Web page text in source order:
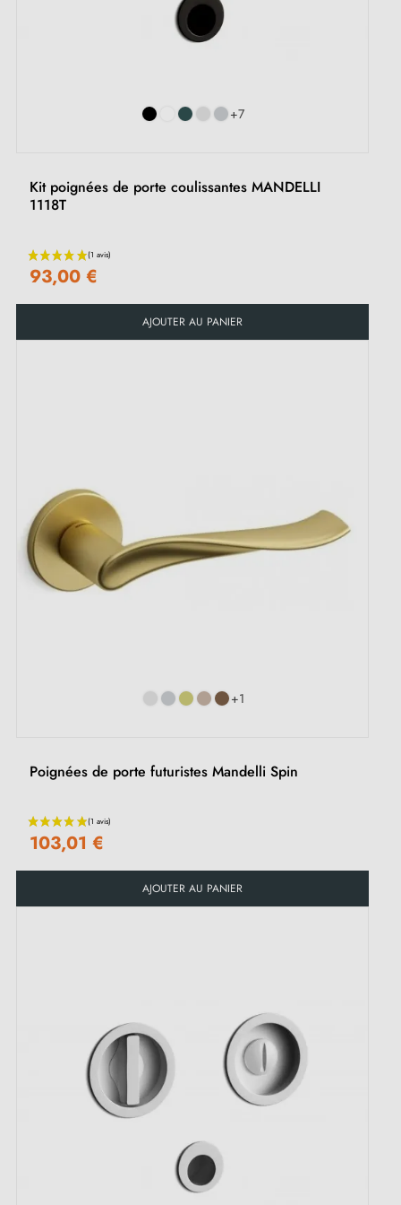
+7
Kit poignées de porte coulissantes MANDELLI
1118T
93,00 €
AJOUTER AU PANIER
+1
Poignées de porte futuristes Mandelli Spin
103,01 €
AJOUTER AU PANIER